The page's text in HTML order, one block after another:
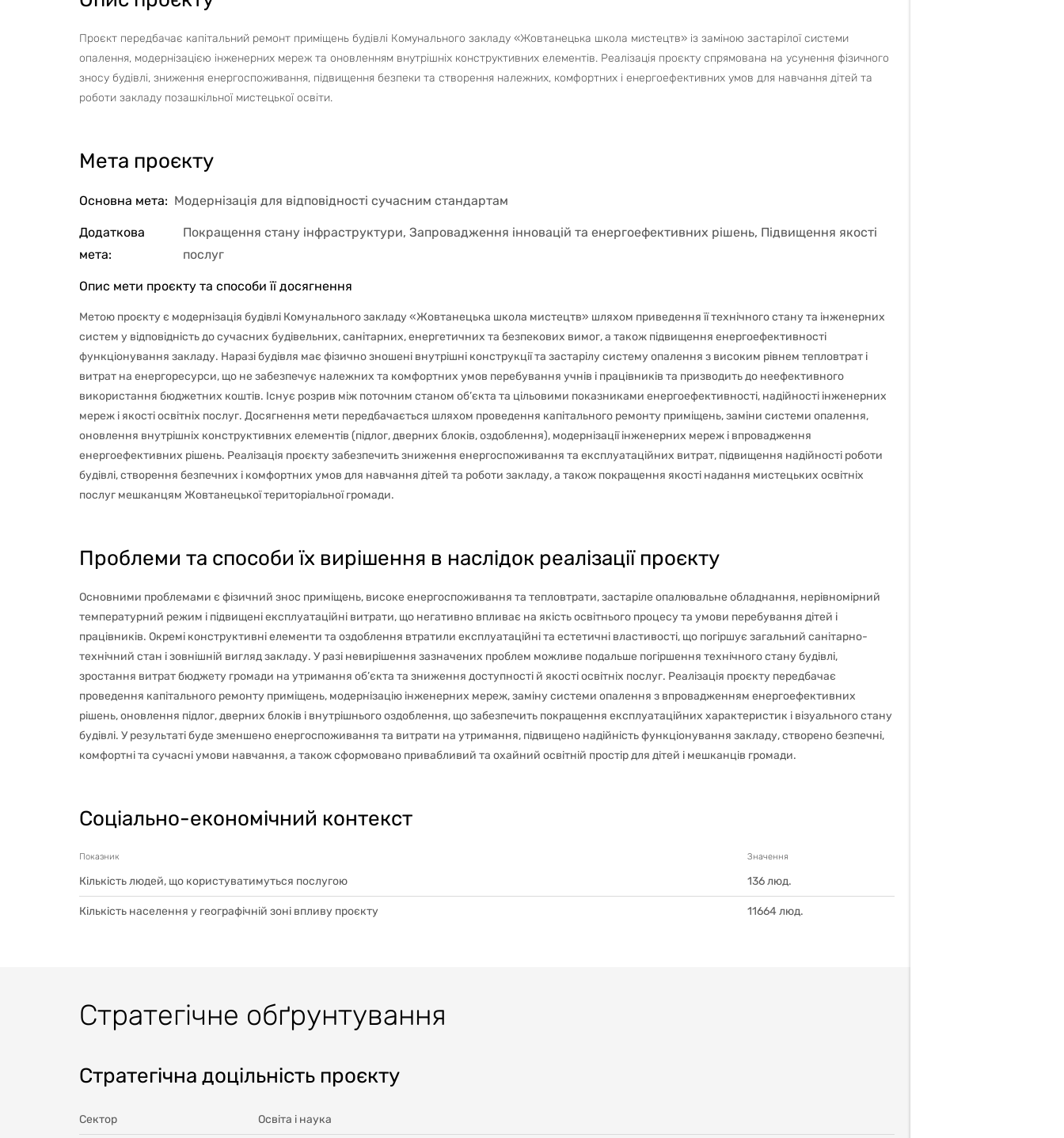
Проєкт передбачає капітальний ремонт приміщень будівлі Комунального закладу «Жовтанецька школа мистецтв» із заміною застарілої системи
опалення, модернізацією інженерних мереж та оновленням внутрішніх конструктивних елементів. Реалізація проєкту спрямована на усунення фізичного
зносу будівлі, зниження енергоспоживання, підвищення безпеки та створення належних, комфортних і енергоефективних умов для навчання дітей та
роботи закладу позашкільної мистецької освіти.
Мета проєкту
Основна мета: Модернізація для відповідності сучасним стандартам
Додаткова
мета:
Покращення стану інфраструктури, Запровадження інновацій та енергоефективних рішень, Підвищення якості
послуг
Опис мети проєкту та способи її досягнення
Метою проєкту є модернізація будівлі Комунального закладу «Жовтанецька школа мистецтв» шляхом приведення її технічного стану та інженерних
систем у відповідність до сучасних будівельних, санітарних, енергетичних та безпекових вимог, а також підвищення енергоефективності
функціонування закладу. Наразі будівля має фізично зношені внутрішні конструкції та застарілу систему опалення з високим рівнем тепловтрат і
витрат на енергоресурси, що не забезпечує належних та комфортних умов перебування учнів і працівників та призводить до неефективного
використання бюджетних коштів. Існує розрив між поточним станом об’єкта та цільовими показниками енергоефективності, надійності інженерних
мереж і якості освітніх послуг. Досягнення мети передбачається шляхом проведення капітального ремонту приміщень, заміни системи опалення,
оновлення внутрішніх конструктивних елементів (підлог, дверних блоків, оздоблення), модернізації інженерних мереж і впровадження
енергоефективних рішень. Реалізація проєкту забезпечить зниження енергоспоживання та експлуатаційних витрат, підвищення надійності роботи
будівлі, створення безпечних і комфортних умов для навчання дітей та роботи закладу, а також покращення якості надання мистецьких освітніх
послуг мешканцям Жовтанецької територіальної громади.
Проблеми та способи їх вирішення в наслідок реалізації проєкту
Основними проблемами є фізичний знос приміщень, високе енергоспоживання та тепловтрати, застаріле опалювальне обладнання, нерівномірний
температурний режим і підвищені експлуатаційні витрати, що негативно впливає на якість освітнього процесу та умови перебування дітей і
працівників. Окремі конструктивні елементи та оздоблення втратили експлуатаційні та естетичні властивості, що погіршує загальний санітарно-
технічний стан і зовнішній вигляд закладу. У разі невирішення зазначених проблем можливе подальше погіршення технічного стану будівлі,
зростання витрат бюджету громади на утримання об’єкта та зниження доступності й якості освітніх послуг. Реалізація проєкту передбачає
проведення капітального ремонту приміщень, модернізацію інженерних мереж, заміну системи опалення з впровадженням енергоефективних
рішень, оновлення підлог, дверних блоків і внутрішнього оздоблення, що забезпечить покращення експлуатаційних характеристик і візуального стану
будівлі. У результаті буде зменшено енергоспоживання та витрати на утримання, підвищено надійність функціонування закладу, створено безпечні,
комфортні та сучасні умови навчання, а також сформовано привабливий та охайний освітній простір для дітей і мешканців громади.
Соціально-економічний контекст
Показник Значення
Кількість людей, що користуватимуться послугою 136люд.
Кількість населення у географічній зоні впливу проєкту 11664 люд.
Стратегічне обґрунтування
Стратегічна доцільність проєкту
Сектор Освіта і наука